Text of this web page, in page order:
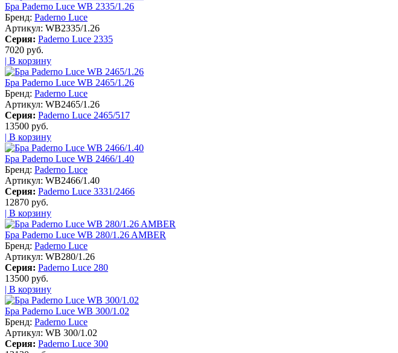
Бра Paderno Luce WB 2335/1.26
Бренд: Paderno Luce
Артикул: WB2335/1.26
Серия: Paderno Luce 2335
7020 руб.
| В корзину
Бра Paderno Luce WB 2465/1.26
Бренд: Paderno Luce
Артикул: WB2465/1.26
Серия: Paderno Luce 2465/517
13500 руб.
| В корзину
Бра Paderno Luce WB 2466/1.40
Бренд: Paderno Luce
Артикул: WB2466/1.40
Серия: Paderno Luce 3331/2466
12870 руб.
| В корзину
Бра Paderno Luce WB 280/1.26 AMBER
Бренд: Paderno Luce
Артикул: WB280/1.26
Серия: Paderno Luce 280
13500 руб.
| В корзину
Бра Paderno Luce WB 300/1.02
Бренд: Paderno Luce
Артикул: WB 300/1.02
Серия: Paderno Luce 300